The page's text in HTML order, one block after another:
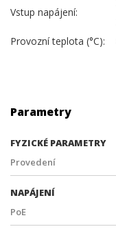
Vstup napájení:
Provozní teplota (°C):
Parametry
FYZICKÉ PARAMETRY
Provedení
NAPÁJENÍ
PoE